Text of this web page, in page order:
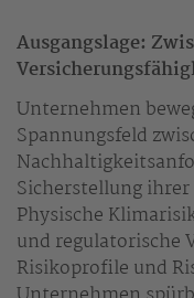
Ausgangslage:
Unternehmen
Spannungsfeld
Sicherstellung
Physische
und regulatorische
Risikoprofile und